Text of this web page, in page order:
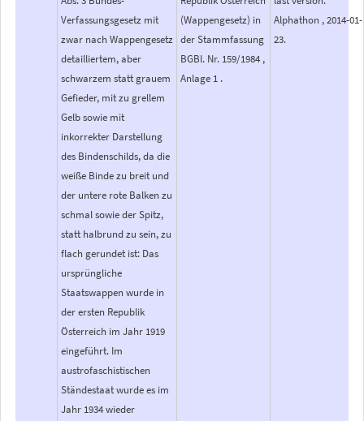
Verfassungsgesetz mit
zwar nach Wappengesetz
detailliertem, aber
schwarzem statt grauem
Gefieder, mit zu grellem
Gelb sowie mit
inkorrekter Darstellung
des Bindenschilds, da die
weiße Binde zu breit und
der untere rote Balken zu
schmal sowie der Spitz,
statt halbrund zu sein, zu
flach gerundet ist: Das
ursprüngliche
Staatswappen wurde in
der ersten Republik
Österreich im Jahr 1919
eingeführt. Im
austrofaschistischen
Ständestaat wurde es im
Jahr 1934 wieder
(Wappengesetz) in
der Stammfassung
BGBl. Nr. 159/1984 ,
Anlage 1 .
Alphathon , 2014-01-
23.